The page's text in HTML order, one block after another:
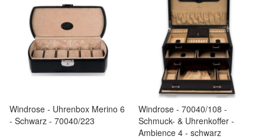
Windrose - Uhrenbox Merino 6
- Schwarz - 70040/223
Windrose - 70040/108 -
Schmuck- & Uhrenkoffer -
Ambience 4 - schwarz